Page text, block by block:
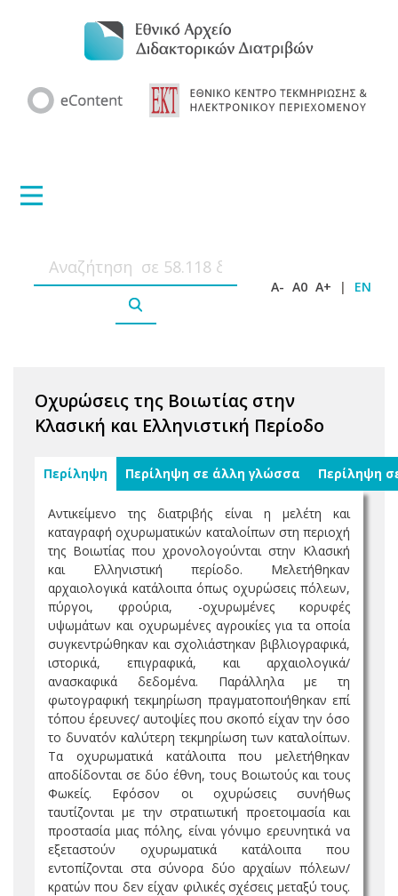
A- A0 A+ | EN
Οχυρώσεις της Βοιωτίας στην
Κλασική και Ελληνιστική Περίοδο
Περίληψη Περίληψη σε άλλη γλώσσα Περίληψη
Αντικείμενο της διατριβής είναι η μελέτη και
καταγραφή οχυρωματικών καταλοίπων στη περιοχή
της Βοιωτίας που χρονολογούνται στην Κλασική
και Ελληνιστική περίοδο. Μελετήθηκαν
αρχαιολογικά κατάλοιπα όπως οχυρώσεις πόλεων,
πύργοι, φρούρια, -οχυρωμένες κορυφές
υψωμάτων και οχυρωμένες αγροικίες για τα οποία
συγκεντρώθηκαν και σχολιάστηκαν βιβλιογραφικά,
ιστορικά, επιγραφικά, και αρχαιολογικά/
ανασκαφικά δεδομένα. Παράλληλα με τη
φωτογραφική τεκμηρίωση πραγματοποιήθηκαν επί
τόπου έρευνες/ αυτοψίες που σκοπό είχαν την όσο
το δυνατόν καλύτερη τεκμηρίωση των καταλοίπων.
Τα οχυρωματικά κατάλοιπα που μελετήθηκαν
αποδίδονται σε δύο έθνη, τους Βοιωτούς και τους
Φωκείς. Εφόσον οι οχυρώσεις συνήθως
ταυτίζονται με την στρατιωτική προετοιμασία και
προστασία μιας πόλης, είναι γόνιμο ερευνητικά να
εξεταστούν οχυρωματικά κατάλοιπα που
εντοπίζονται στα σύνορα δύο αρχαίων πόλεων/
κρατών που δεν είχαν φιλικές σχέσεις μεταξύ τους.